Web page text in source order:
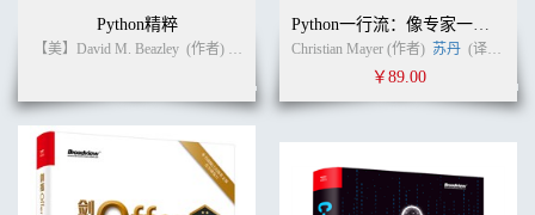
Java 程序结构........................................................................99
命令行工具..........................................................................100
类路径 .................................................................................105
第 11 章 内存管理 ................................................107
垃圾收集器..........................................................................107
内存管理工具 ......................................................................109
命令行参数..........................................................................110
调整 Java 堆的大小 .............................................................113
元空间 .................................................................................113
Python精粹
【美】David M. Beazley (作者) 卢俊祥 (译者)
Christian Mayer (作者) 苏丹 (译者)
￥89.00